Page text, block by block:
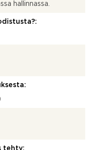
hallinnassa.
tehty: